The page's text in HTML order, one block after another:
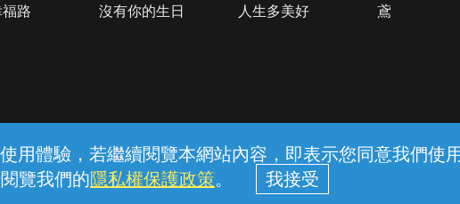
用體驗，若繼續閱覽本網站內容，即表示您同意我們使
覽我們的隱私權保護政策。
路 沒有你的生日 人生多美好 鳶
線上客服 服務條款 隱私權保護
司個人家庭分公司 (統一編號：96979949) © 2026